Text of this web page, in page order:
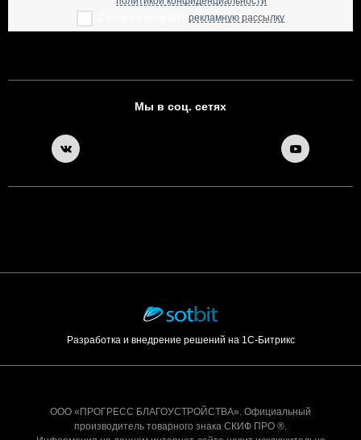
рекламную рассылку
Мы в соц. сетях
Разработка и внедрение решений на 1С-Битрикс
ООО «ПРОГРЕСС БЛАГОУСТРОЙСТВА». Официальный
производитель товарного знака СКИФ ПРО ®.